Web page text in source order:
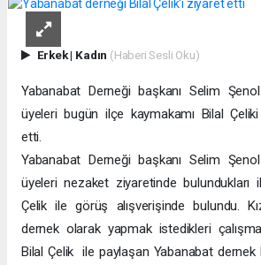
Erkek| Kadın (Haberi Sesli Oku)
Yabanabat Derneği başkanı Selim
üyeleri bugün ilçe kaymakamı Bilal
etti.
Yabanabat Derneği başkanı Selim
üyeleri nezaket ziyaretinde bulundukları
Çelik ile görüş alışverişinde bulundu.
dernek olarak yapmak istedikleri
Bilal Çelik ile paylaşan Yabanabat dernek